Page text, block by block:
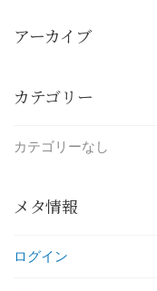
アーカイブ
カテゴリー
カテゴリーなし
メタ情報
ログイン